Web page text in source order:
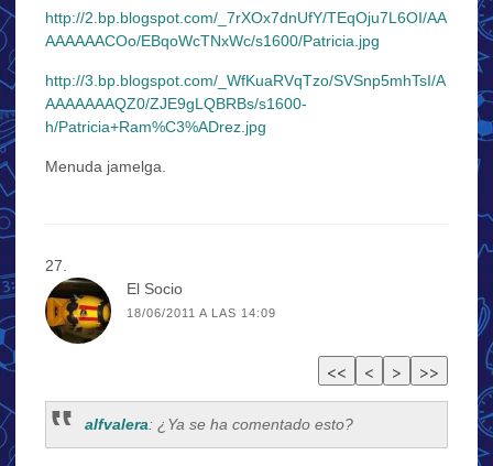
http://2.bp.blogspot.com/_7rXOx7dnUfY/TEqOju7L6OI/AA
AAAAAACOo/EBqoWcTNxWc/s1600/Patricia.jpg
http://3.bp.blogspot.com/_WfKuaRVqTzo/SVSnp5mhTsI/A
AAAAAAAQZ0/ZJE9gLQBRBs/s1600-
h/Patricia+Ram%C3%ADrez.jpg
Menuda jamelga.
El Socio
18/06/2011 A LAS 14:09
alfvalera: ¿Ya se ha comentado esto?